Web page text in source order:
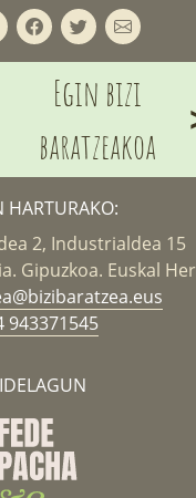
Egin bizi
baratzeakoa
HARTURAKO:
2, Industrialdea 15
Gipuzkoa. Euskal
943371545